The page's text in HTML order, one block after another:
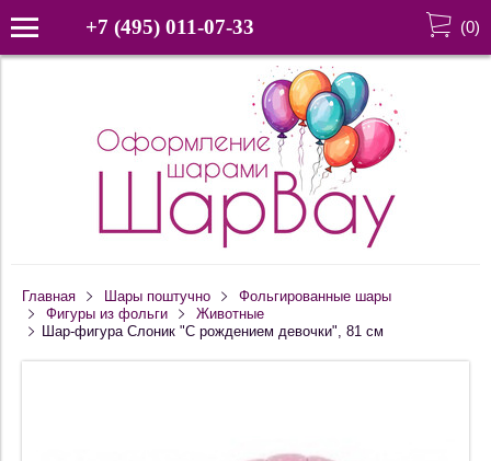
+7 (495) 011-07-33 (0)
Главная Шары поштучно
Фольгированные шары
Фигуры из фольги
Животные
Шар-фигура Слоник "С рождением девочки", 81 см